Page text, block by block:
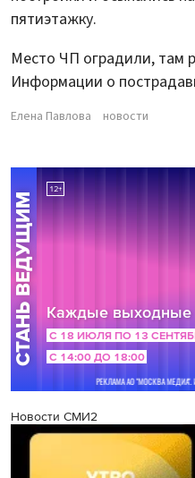
пятиэтажку.
Место ЧП оградили, там
Информации о
Елена Павлова новости
Новости СМИ2